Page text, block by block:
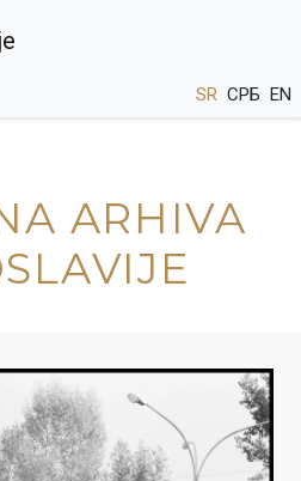
SR СРБ EN
ARHIVA